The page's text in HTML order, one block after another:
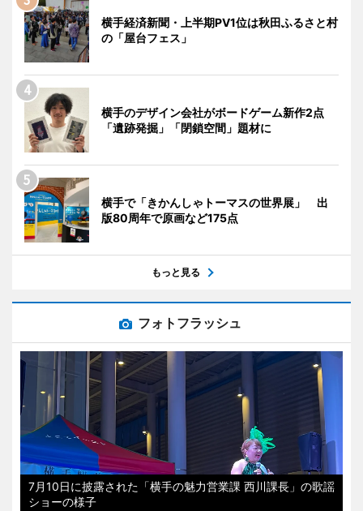
横手経済新聞・上半期PV1位は秋田ふるさと村
の「屋台フェス」
横手のデザイン会社がボードゲーム新作2点
「遺跡発掘」「閉鎖空間」題材に
横手で「きかんしゃトーマスの世界展」 出
版80周年で原画など175点
もっと見る
フォトフラッシュ
7月10日に披露された「横手の魅力営業課 西川課長」の歌謡
ショーの様子